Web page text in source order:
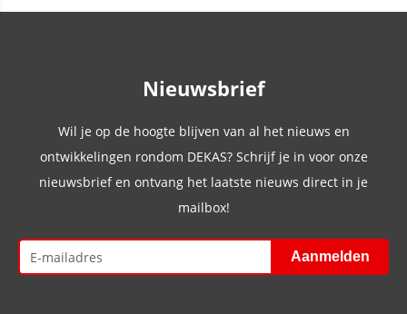
Nieuwsbrief
Wil je op de hoogte blijven van al het nieuws en
ontwikkelingen rondom DEKAS? Schrijf je in voor onze
nieuwsbrief en ontvang het laatste nieuws direct in je
mailbox!